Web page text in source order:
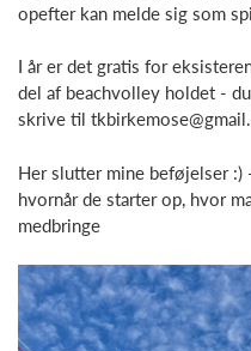
opefter kan melde sig som
I år er det gratis for
del af beachvolley holdet -
skrive til
Her slutter mine beføjelser
hvornår de starter op, hvor
medbringe